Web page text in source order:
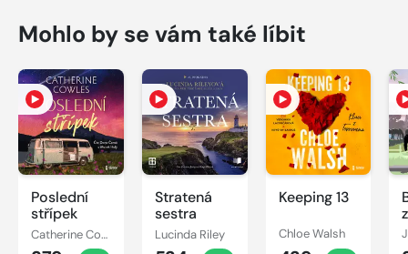
Mohlo by se vám také líbit
Poslední
střípek
Catherine Cowles
Stratená
sestra
Lucinda Riley
Keeping 13
Chloe Walsh